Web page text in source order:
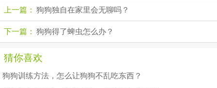
上一篇： 狗狗独自在家里会无聊吗？
下一篇： 狗狗得了蜱虫怎么办？
猜你喜欢
狗狗训练方法，怎么让狗狗不乱吃东西？